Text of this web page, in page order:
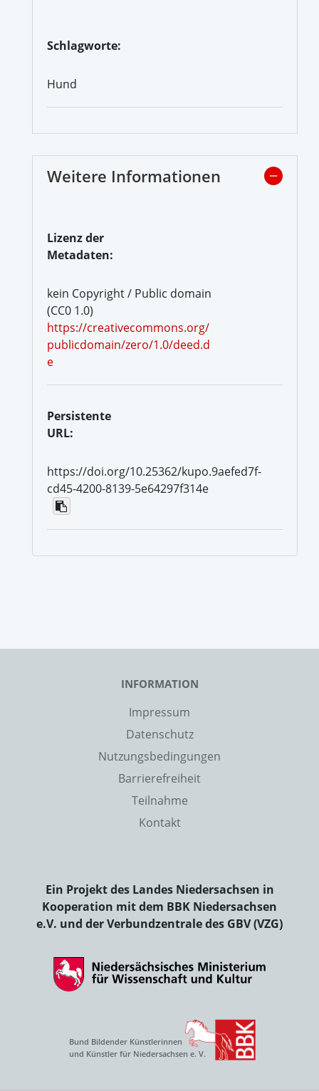
Schlagworte:
Hund
Weitere Informationen
Lizenz der
Metadaten:
kein Copyright / Public domain
(CC0 1.0)
https://creativecommons.org/
publicdomain/zero/1.0/deed.d
e
Persistente
URL:
https://doi.org/10.25362/kupo.9aefed7f-
cd45-4200-8139-5e64297f314e
INFORMATION
Impressum
Datenschutz
Nutzungsbedingungen
Barrierefreiheit
Teilnahme
Kontakt
Ein Projekt des Landes Niedersachsen in
Kooperation mit dem BBK Niedersachsen
e.V. und der Verbundzentrale des GBV (VZG)
Bund Bildender Künstlerinnen
und Künstler für Niedersachsen e. V.